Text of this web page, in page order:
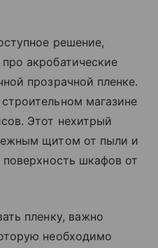
решение,
акробатические
прозрачной пленке.
магазине
Этот нехитрый
щитом от пыли и
поверхность шкафов от
пленку, важно
необходимо